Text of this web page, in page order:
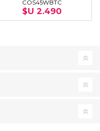
COS45WBTC
$U 2.490